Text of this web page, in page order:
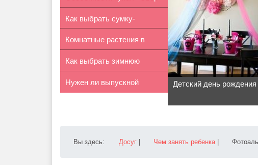
Афтер Хай»
Как выбрать сумку-
переноску для...
Комнатные растения в
детской ко...
Как выбрать зимнюю
ортопедическ...
Нужен ли выпускной Детский день
Вы здесь: Досуг Чем занять ребенка